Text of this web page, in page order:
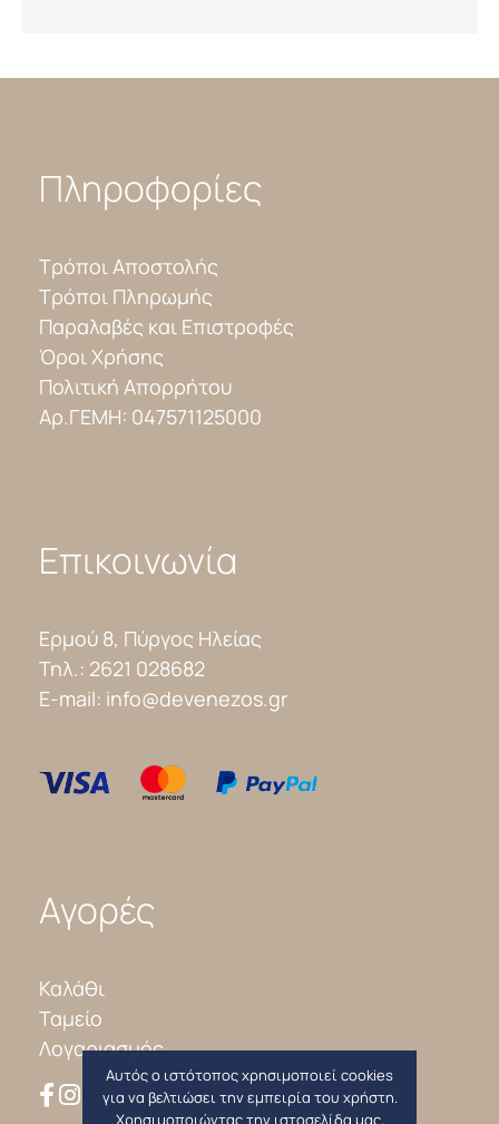
Πληροφορίες
Τρόποι Αποστολής
Τρόποι Πληρωμής
Παραλαβές και Επιστροφές
Όροι Χρήσης
Πολιτική Απορρήτου
Αρ.ΓΕΜΗ: 047571125000
Επικοινωνία
Ερμού 8, Πύργος Ηλείας
Τηλ.: 2621 028682
E-mail: info@devenezos.gr
Αγορές
Καλάθι
Ταμείο
Λογαριασμός
Αυτός ο ιστότοπος χρησιμοποιεί cookies
για να βελτιώσει την εμπειρία του χρήστη.
Χρησιμοποιώντας την ιστοσελίδα μας,